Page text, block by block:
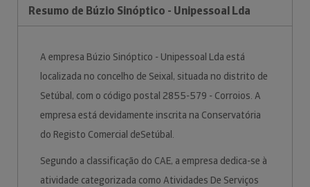
Resumo de Búzio Sinóptico - Unipessoal Lda
A empresa Búzio Sinóptico - Unipessoal Lda está
localizada no concelho de Seixal, situada no distrito de
Setúbal, com o código postal 2855-579 - Corroios. A
empresa está devidamente inscrita na Conservatória
do Registo Comercial deSetúbal.
Segundo a classificação do CAE, a empresa dedica-se à
atividade categorizada como Atividades De Serviços